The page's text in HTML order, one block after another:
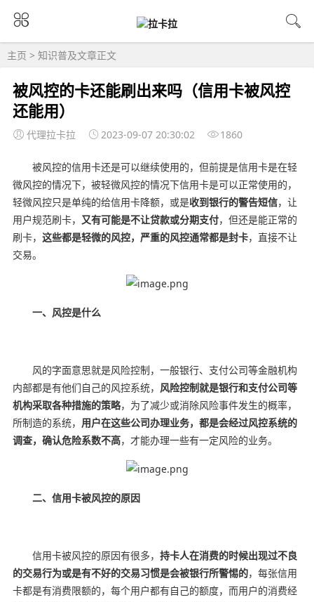
主页 > 知识普及文章正文
被风控的卡还能刷出来吗（信用卡被风控
还能用）
代理拉卡拉 2023-09-07 20:30:02 1860
被风控的信用卡还是可以继续使用的，但前提是信用卡是在轻
微风控的情况下，被轻微风控的情况下信用卡是可以正常使用的，
轻微风控只是单纯的给信用卡降额，或是收到银行的警告短信，让
用户规范刷卡， 又有可能是不让贷款或分期支付，但还是能正常的
刷卡， 这些都是轻微的风控，严重的风控通常都是封卡，直接不让
交易。
一、风控是什么
风的字面意思就是风险控制，一般银行、支付公司等金融机构
内部都是有他们自己的风控系统， 风险控制就是银行和支付公司等
机构采取各种措施的策略，为了减少或消除风险事件发生的概率，
所制造的系统， 用户在这些公司办理业务，都是会经过风控系统的
调查，确认危险系数不高，才能办理一些有一定风险的业务。
二、信用卡被风控的原因
信用卡被风控的原因有很多， 持卡人在消费的时候出现过不良
的交易行为或是有不好的交易习惯是会被银行所警惕的，每张信用
卡都是有消费限额的，每个用户都有自己的额度，而用户的消费经